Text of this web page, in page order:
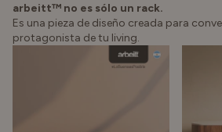
arbeitt™ no es sólo un rack.
Es una pieza de diseño creada para
protagonista de tu living.